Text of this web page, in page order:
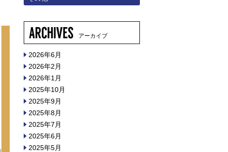
アーカイブ
2026年6月
2026年2月
2026年1月
2025年10月
2025年9月
2025年8月
2025年7月
2025年6月
2025年5月